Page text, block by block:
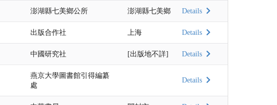
澎湖縣七美鄉公所 澎湖縣七美鄉 Details
出版合作社 上海 Details
中國研究社 [出版地不詳] Details
燕京大學圖書館引得編纂
處
Details